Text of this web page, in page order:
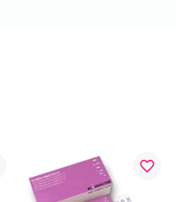
favorite_border